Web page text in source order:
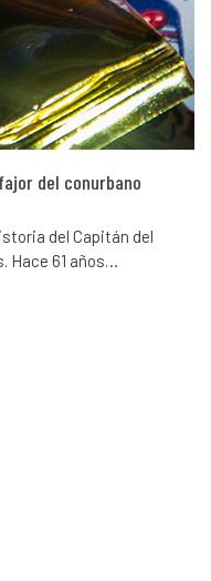
del conurbano
del Capitán del
Hace 61 años…